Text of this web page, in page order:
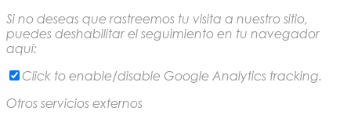
Si no deseas que rastreemos tu visita a nuestro sitio,
puedes deshabilitar el seguimiento en tu navegador
aquí:
Click to enable/disable Google Analytics tracking.
Otros servicios externos